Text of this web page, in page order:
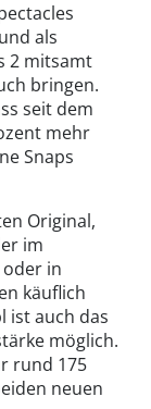
als
2 mitsamt
bringen.
seit dem
mehr
Snaps
Original,
im
in
käuflich
ist auch das
möglich.
rund 175
neuen